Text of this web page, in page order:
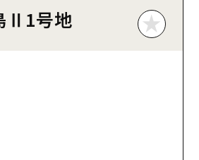
Ⅱ1号地